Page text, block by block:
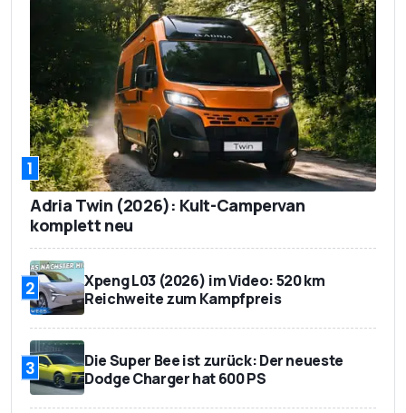
1
Adria Twin (2026): Kult-Campervan
komplett neu
2
Xpeng L03 (2026) im Video: 520 km
Reichweite zum Kampfpreis
3
Die Super Bee ist zurück: Der neueste
Dodge Charger hat 600 PS